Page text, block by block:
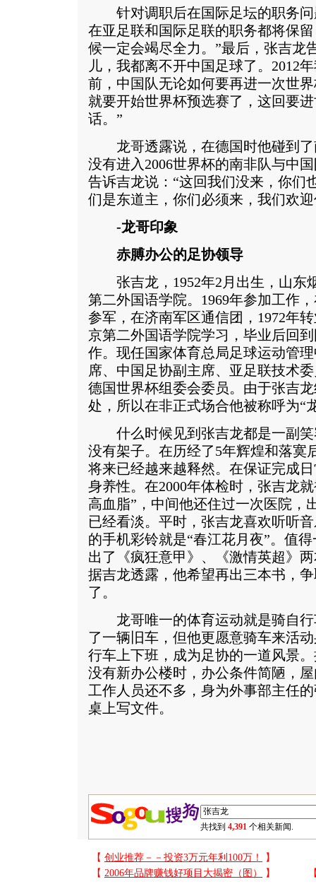
针对调职后在国际足坛的职务问
在亚足联和国际足联的职务都将保
候一定会竭尽全力。”最后，张吉龙
儿，我都离不开中国足球了。2012
前，中国队无论如何要再进一次世
就要开始世界杯预选赛了，这回要
话。”
龙哥透露说，在德国时他碰到了
没有进入2006世界杯的南非队与中
告诉吉龙说：“这回我们没来，你们
们是东道主，你们必须来，我们欢
-龙哥印象
赤膊办公的足协领导
张吉龙，1952年2月出生，山东
第二外国语学院。1969年参加工作
参军，在济南军区通信团，1972年
京第二外国语学院学习，毕业后回
作。现任国家体育总局足球运动管
席、中国足协副主席、亚足联技术
德国世界杯组委会委员。由于张吉
处，所以在非正式场合他被称呼为“
什么时候见到张吉龙都是一副笑
没有架子。在历经了5年辉煌和落寞
将来已经越来越释然。在保证完成
身养性。在2000年体检时，张吉龙
高血脂”，中间他还住过一次医院，
已经看淡。平时，张吉龙喜欢听听
的手机彩铃就是“春江花月夜”。值
出了《疯狂意甲》、《激情英超》
据吉龙透露，他希望再出三本书，
了。
龙哥唯一的体育运动就是骑自行
了一辆旧车，但他更愿意骑车来活
行车上下班，成为足协的一道风景
没有新办公楼时，办公条件简陋，
工作人员还不多，身为外事部主任
桌上写文件。
共找到 4,391 个相关新闻.